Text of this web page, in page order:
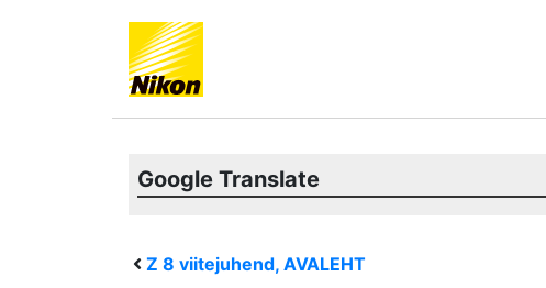
Google Translate
Z 8 viitejuhend, AVALEHT